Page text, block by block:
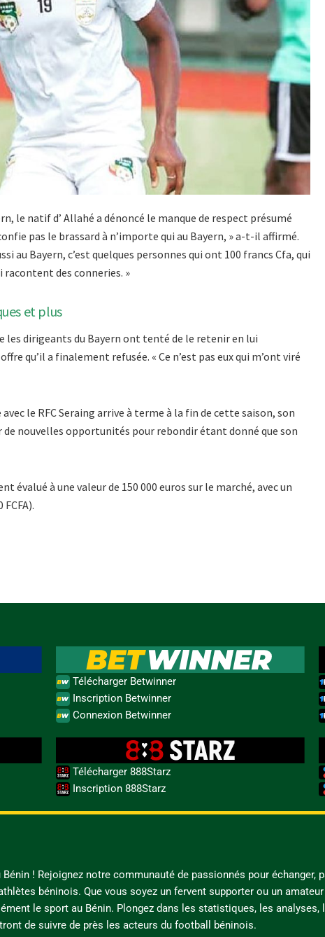
le natif d’ Allahé a dénoncé le manque de respect présumé
pas le brassard à n’importe qui au Bayern, » a-t-il affirmé.
au Bayern, c’est quelques personnes qui ont 100 francs Cfa, qui
des conneries. »
et plus
les dirigeants du Bayern ont tenté de le retenir en lui
qu’il a finalement refusée. « Ce n’est pas eux qui m’ont viré
le RFC Seraing arrive à terme à la fin de cette saison, son
nouvelles opportunités pour rebondir étant donné que son
évalué à une valeur de 150 000 euros sur le marché, avec un
Télécharger Betwinner
Inscription Betwinner
Connexion Betwinner
Télécharger 888Starz
Inscription 888Starz
! Rejoignez notre communauté de passionnés pour échanger,
béninois. Que vous soyez un fervent supporter ou un
le sport au Bénin. Plongez dans les statistiques, les analyses,
de suivre de près les acteurs du football béninois.